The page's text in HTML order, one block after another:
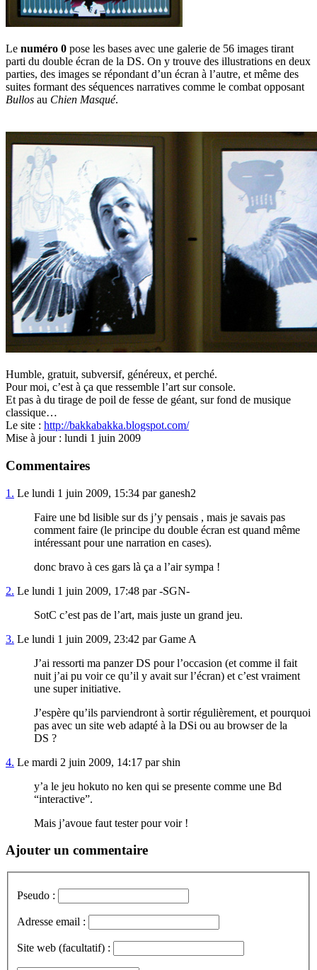
Le numéro 0 pose les bases avec une galerie de 56 images tirant
parti du double écran de la DS. On y trouve des illustrations en deux
parties, des images se répondant d’un écran à l’autre, et même des
suites formant des séquences narratives comme le combat opposant
Bullos au Chien Masqué.
Humble, gratuit, subversif, généreux, et perché.
Pour moi, c’est à ça que ressemble l’art sur console.
Et pas à du tirage de poil de fesse de géant, sur fond de musique
classique…
Le site : http://bakkabakka.blogspot.com/
Mise à jour : lundi 1 juin 2009
Commentaires
1. Le lundi 1 juin 2009, 15:34 par ganesh2
Faire une bd lisible sur ds j’y pensais , mais je savais pas
comment faire (le principe du double écran est quand même
intéressant pour une narration en cases).
donc bravo à ces gars là ça a l’air sympa !
2. Le lundi 1 juin 2009, 17:48 par -SGN-
SotC c’est pas de l’art, mais juste un grand jeu.
3. Le lundi 1 juin 2009, 23:42 par Game A
J’ai ressorti ma panzer DS pour l’occasion (et comme il fait
nuit j’ai pu voir ce qu’il y avait sur l’écran) et c’est vraiment
une super initiative.
J’espère qu’ils parviendront à sortir régulièrement, et pourquoi
pas avec un site web adapté à la DSi ou au browser de la
DS ?
4. Le mardi 2 juin 2009, 14:17 par shin
y’a le jeu hokuto no ken qui se presente comme une Bd
“interactive”.
Mais j’avoue faut tester pour voir !
Ajouter un commentaire
Pseudo :
Adresse email :
Site web (facultatif) :